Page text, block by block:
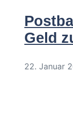
Geld
22. Januar